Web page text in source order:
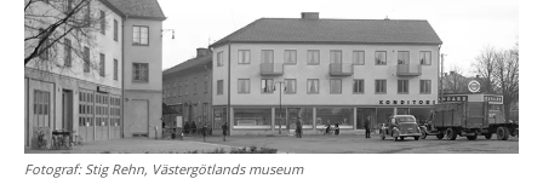
Fotograf:Stig Rehn, Västergötlands museum